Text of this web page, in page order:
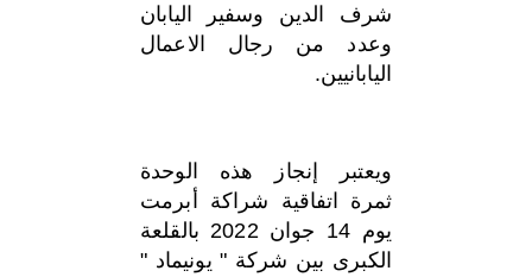
شرف الدين وسفير اليابان
وعدد من رجال الاعمال
اليابانيين.
ويعتبر إنجاز هذه الوحدة
ثمرة اتفاقية شراكة أبرمت
يوم 14 جوان 2022 بالقلعة
الكبرى بين شركة " يونيماد "